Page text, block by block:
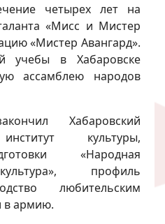
четырех лет на
«Мисс и Мистер
«Мистер Авангард».
учебы в Хабаровске
ассамблею народов
Хабаровский
культуры,
«Народная
профиль
любительским
в армию.